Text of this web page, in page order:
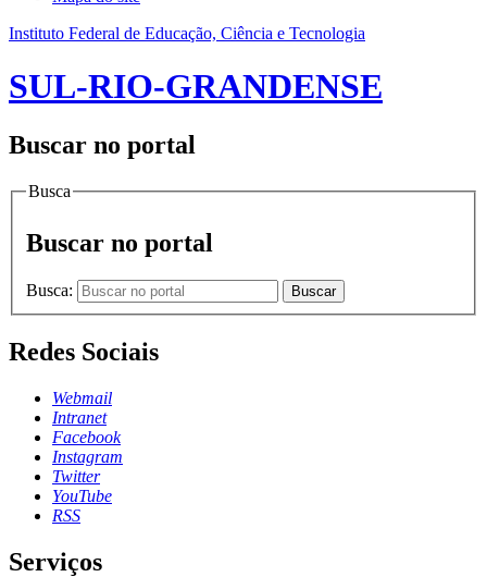
Instituto Federal de Educação, Ciência e Tecnologia
SUL-RIO-GRANDENSE
Buscar no portal
Busca
Buscar no portal
Busca: Buscar
Redes Sociais
Webmail
Intranet
Facebook
Instagram
Twitter
YouTube
RSS
Serviços